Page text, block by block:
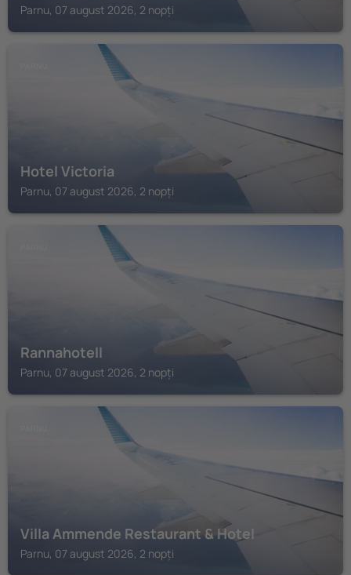
Parnu, 07 august 2026, 2 nopți
Hotel Victoria
Parnu, 07 august 2026, 2 nopți
Rannahotell
Parnu, 07 august 2026, 2 nopți
Villa Ammende Restaurant & Hotel
Parnu, 07 august 2026, 2 nopți